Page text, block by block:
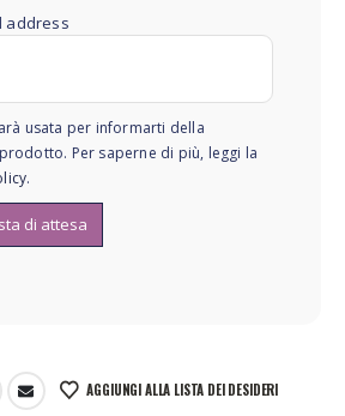
address
usata per informarti della
Per saperne di più, leggi la
.
AGGIUNGI ALLA LISTA DEI DESIDERI